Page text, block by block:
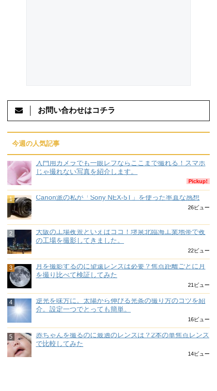
お問い合わせはコチラ
今週の人気記事
入門用カメラでも一眼レフならここまで撮れる！スマホ
じゃ撮れない写真を紹介します。
Pickup!
Canon派の私が「Sony NEX-5T」を使った率直な感想
26ビュー
大阪の工場夜景といえばココ！堺泉北臨海工業地帯で夜
の工場を撮影してきました。
22ビュー
月を撮影するのに望遠レンズは必要？焦点距離ごとに月
を撮り比べて検証してみた
21ビュー
逆光を味方に。太陽から伸びる光条の撮り方のコツを紹
介。設定一つでとっても簡単。
16ビュー
赤ちゃんを撮るのに最適のレンズは？2本の単焦点レンズ
で比較してみた
14ビュー